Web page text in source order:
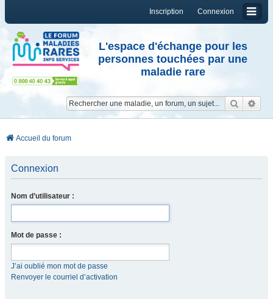
Connexion
Inscription
L'espace d'échange pour les
personnes touchées par une
maladie rare
Accueil du forum
Connexion
Nom d’utilisateur :
Mot de passe :
J’ai oublié mon mot de passe
Renvoyer le courriel d’activation